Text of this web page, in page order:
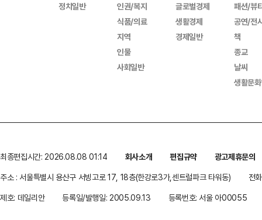
정치일반
인권/복지
식품/의료
지역
인물
사회일반
글로벌경제
생활경제
경제일반
패션/뷰
공연/전
책
종교
날씨
생활문
최종편집시간: 2026.08.08 01:14 회사소개 편집규약
광고제휴문의
주소 : 서울특별시 용산구 서빙고로 17, 18층(한강로3가,센트럴파크 타워동)
전
제호: 데일리안
등록일/발행일: 2005.09.13 등록번호: 서울 아00055